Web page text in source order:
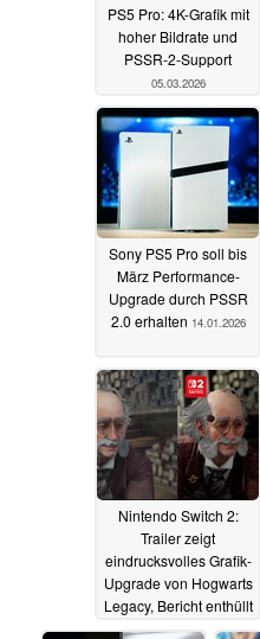
PS5 Pro: 4K-Grafik mit
hoher Bildrate und
PSSR-2-Support
05.03.2026
Sony PS5 Pro soll bis
März Performance-
Upgrade durch PSSR
2.0 erhalten 14.01.2026
Nintendo Switch 2:
Trailer zeigt
eindrucksvolles Grafik-
Upgrade von Hogwarts
Legacy, Bericht enthüllt
Upgrade-Preis